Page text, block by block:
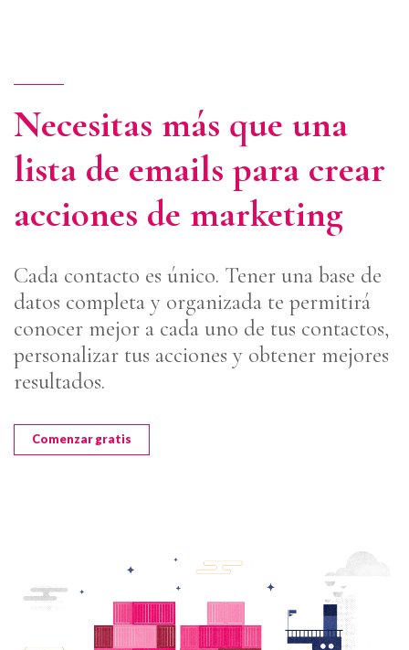
Necesitas más que una
lista de emails para crear
acciones de marketing
Cada contacto es único. Tener una base de
datos completa y organizada te permitirá
conocer mejor a cada uno de tus contactos,
personalizar tus acciones y obtener mejores
resultados.
Comenzar gratis